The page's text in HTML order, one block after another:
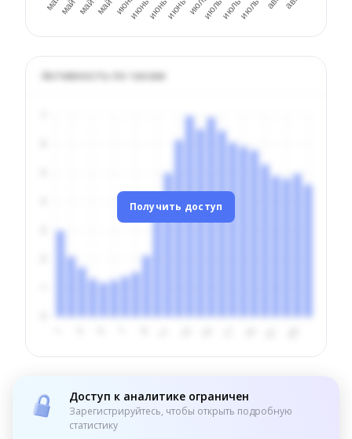
Активность по часам
Получить доступ
Доступ к аналитике ограничен
Зарегистрируйтесь, чтобы открыть подробную
статистику